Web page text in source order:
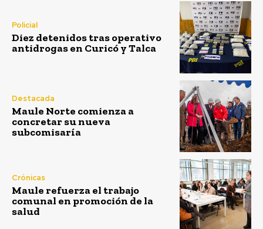
Policial
Diez detenidos tras operativo
antidrogas en Curicó y Talca
Destacada
Maule Norte comienza a
concretar su nueva
subcomisaría
Crónicas
Maule refuerza el trabajo
comunal en promoción de la
salud